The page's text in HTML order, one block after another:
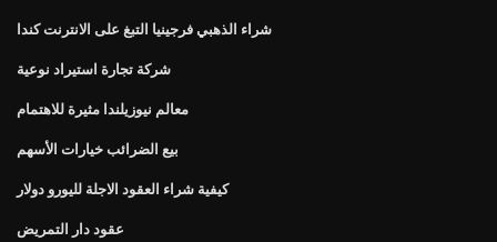
شراء الذهبي فرجينيا التبغ على الانترنت كندا
شركة تجارة استيراد نوعية
معالم نيوزيلندا مثيرة للاهتمام
بيع الضرائب خيارات الأسهم
كيفية شراء العقود الاجلة لليورو دولار
عقود دار التمريض